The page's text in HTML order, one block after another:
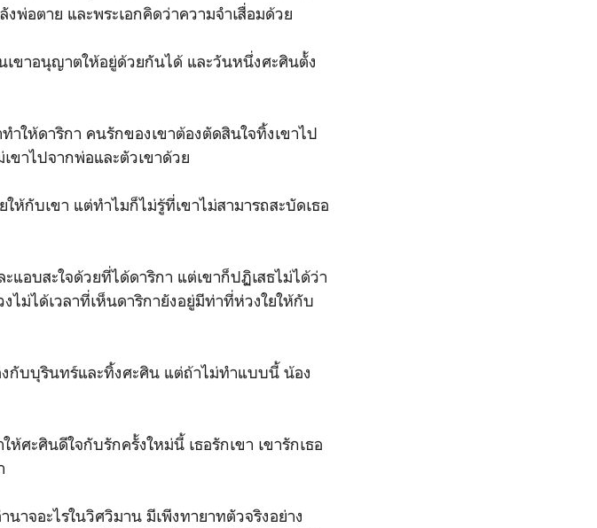
พ่อตาย และพระเอกคิดว่าความจำเสื่อมด้วย
เขาอนุญาตให้อยู่ด้วยกันได้ และวันหนึ่งศะศินตั้ง
ให้ดาริกา คนรักของเขาต้องตัดสินใจทิ้งเขาไป
ขาไปจากพ่อและตัวเขาด้วย
กับเขา แต่ทำไมก็ไม่รู้ที่เขาไม่สามารถสะบัดเธอ
แอบสะใจด้วยที่ได้ดาริกา แต่เขาก็ปฏิเสธไม่ได้ว่า
ไม่ได้เวลาที่เห็นดาริกายังอยู่มีท่าที่ห่วงใยให้กับ
กับบุรินทร์และทิ้งศะศิน แต่ถ้าไม่ทำแบบนี้ น้อง
ศะศินดีใจกับรักครั้งใหม่นี้ เธอรักเขา เขารักเธอ
าจอะไรในวิศวิมาน มีเพีงทายาทตัวจริงอย่าง